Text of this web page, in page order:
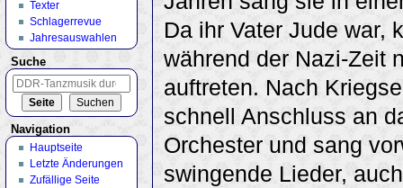
Da ihr Vater Jude war,
während der Nazi-Zeit
auftreten. Nach
schnell Anschluss an
Orchester und sang
swingende Lieder,
Texter
Schlagerrevue
Jahresauswahlen
Suche
Navigation
Hauptseite
Letzte Änderungen
Zufällige Seite